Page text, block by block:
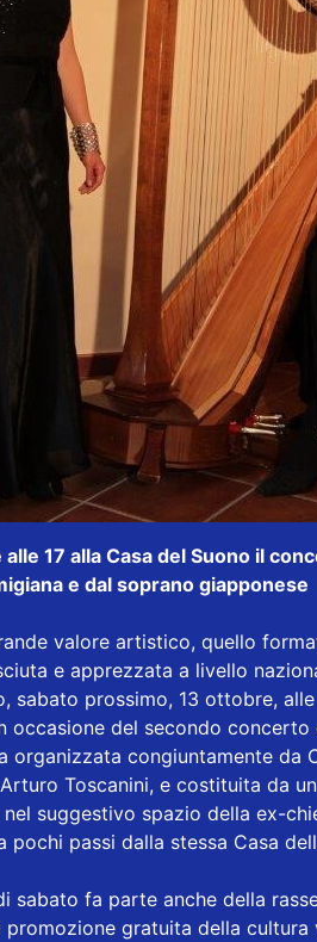
alle 17 alla Casa del Suono il
e dal soprano giapponese
valore artistico, quello
e apprezzata a livello
sabato prossimo, 13 ottobre,
occasione del secondo
organizzata congiuntamente da
Toscanini, e costituita da
suggestivo spazio della ex-
pochi passi dalla stessa Casa
sabato fa parte anche della
promozione gratuita della cultura